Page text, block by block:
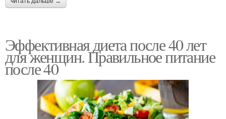
Эффективная диета после 40 лет
для женщин. Правильное питание
после 40